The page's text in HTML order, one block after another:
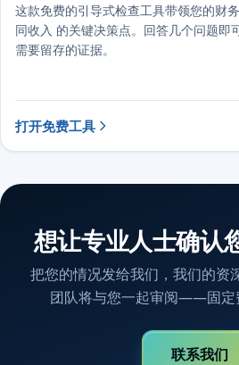
这款免费的引导式检查工具带领您的财
同收入 的关键决策点。回答几个问题即
需要留存的证据。
打开免费工具
想让专业人士确认
把您的情况发给我们，我们的资
团队将与您一起审阅——固定
联系我们